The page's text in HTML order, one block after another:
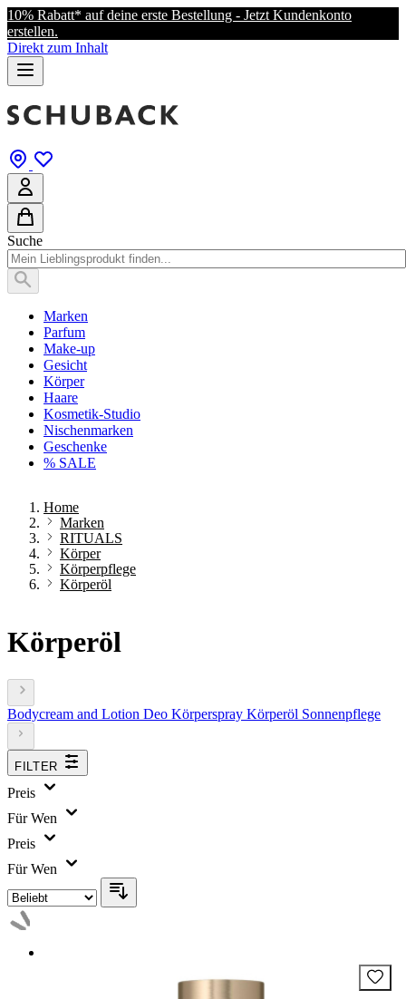
10% Rabatt* auf deine erste Bestellung - Jetzt Kundenkonto
erstellen.
Direkt zum Inhalt
Suche
Marken
Parfum
Make-up
Gesicht
Körper
Haare
Kosmetik-Studio
Nischenmarken
Geschenke
% SALE
Home
Marken
RITUALS
Körper
Körperpflege
Körperöl
Körperöl
Bodycream and Lotion Deo Körperspray Körperöl Sonnenpflege
FILTER
Preis
Für Wen
Preis
Für Wen